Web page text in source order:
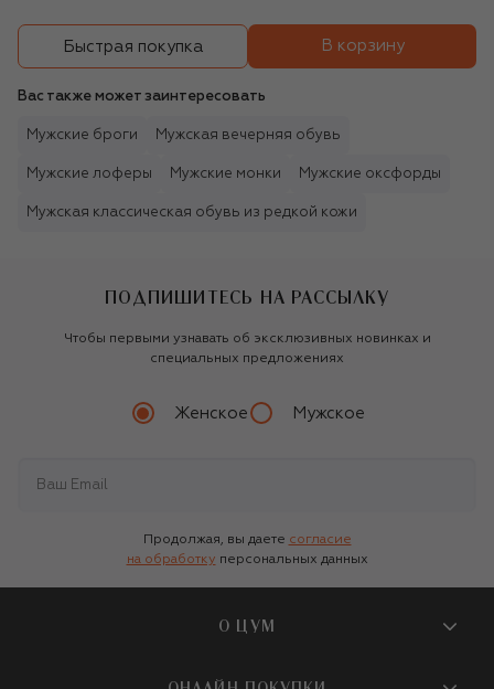
Быстрая покупка В корзину
Вас также может заинтересовать
Мужские броги Мужская вечерняя обувь
Мужские лоферы Мужские монки Мужские оксфорды
Мужская классическая обувь из редкой кожи
ПОДПИШИТЕСЬ НА РАССЫЛКУ
Чтобы первыми узнавать об эксклюзивных новинках и
специальных предложениях
Женское Мужское
Продолжая, вы даете согласие
на обработку персональных данных
О ЦУМ
О магазине